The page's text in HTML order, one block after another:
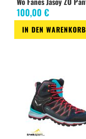
100,00 €
IN DEN WARENKORB